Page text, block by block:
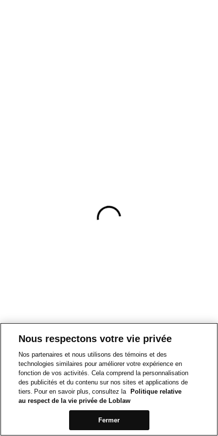
Nous respectons votre vie privée
Nos partenaires et nous utilisons des témoins et des
technologies similaires pour améliorer votre expérience en
fonction de vos activités. Cela comprend la personnalisation
des publicités et du contenu sur nos sites et applications de
tiers. Pour en savoir plus, consultez la
Politique relative
au respect de la vie privée de Loblaw
Fermer